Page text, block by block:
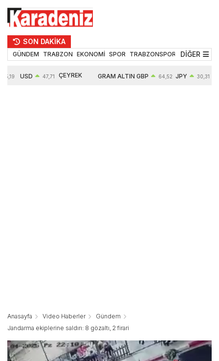
SON DAKİKA
GÜNDEM TRABZON EKONOMİ SPOR TRABZONSPOR TEKNOLOJİ
DİĞER
USD 47,71 ÇEYREK GRAM ALTIN GBP 64,52 JPY 30,31
Anasayfa Video Haberler
Gündem
Jandarma ekiplerine saldırı: 8 gözaltı, 2 firari